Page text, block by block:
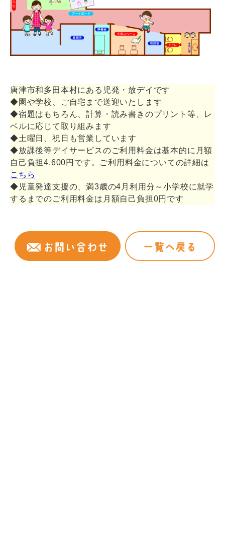
唐津市和多田本村にある児発・放デイです
◆園や学校、ご自宅まで送迎いたします
◆宿題はもちろん、計算・読み書きのプリント等、レ
ベルに応じて取り組みます
◆土曜日、祝日も営業しています
◆放課後等デイサービスのご利用料金は基本的に月額
自己負担4,600円です。ご利用料金についての詳細は
こちら
◆児童発達支援の、満3歳の4月利用分～小学校に就学
するまでのご利用料金は月額自己負担0円です